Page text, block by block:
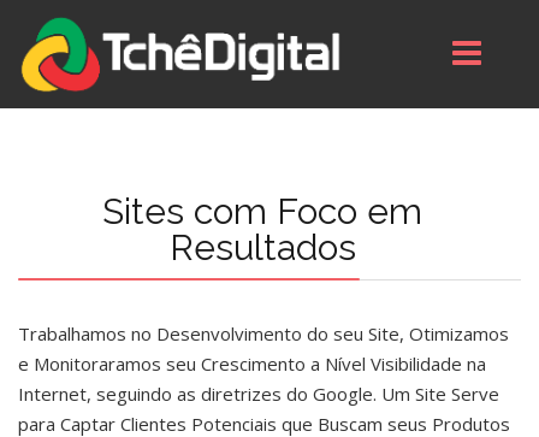
Sites com Foco em
Resultados
Trabalhamos no Desenvolvimento do seu Site, Otimizamos
e Monitoraramos seu Crescimento a Nível Visibilidade na
Internet, seguindo as diretrizes do Google. Um Site Serve
para Captar Clientes Potenciais que Buscam seus Produtos